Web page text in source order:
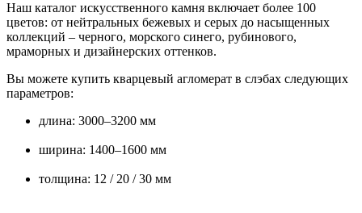
Наш каталог искусственного камня включает более 100
цветов: от нейтральных бежевых и серых до насыщенных
коллекций – черного, морского синего, рубинового,
мраморных и дизайнерских оттенков.
Вы можете купить кварцевый агломерат в слэбах следующих
параметров:
длина: 3000–3200 мм
ширина: 1400–1600 мм
толщина: 12 / 20 / 30 мм